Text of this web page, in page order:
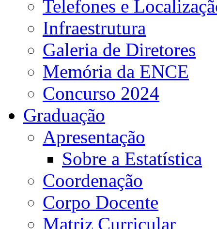
Telefones e
Infraestrutura
Galeria de Diretores
Memória da ENCE
Concurso 2024
Graduação
Apresentação
Sobre a Estatística
Coordenação
Corpo Docente
Matriz Curricular